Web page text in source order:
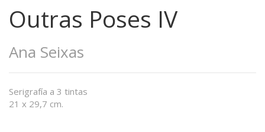
Outras Poses IV
Ana Seixas
Serigrafía a 3 tintas
21 x 29,7 cm.